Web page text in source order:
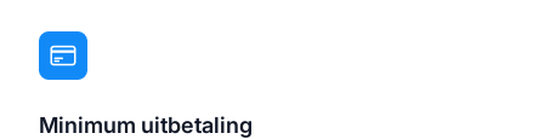
Minimum uitbetaling